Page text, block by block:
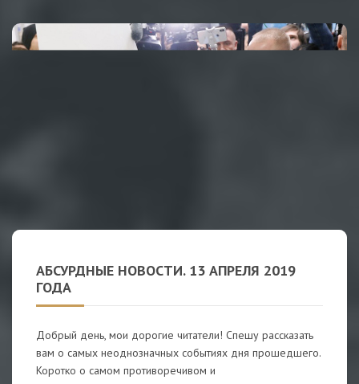
АБСУРДНЫЕ НОВОСТИ. 13 АПРЕЛЯ 2019
ГОДА
Добрый день, мои дорогие читатели! Спешу рассказать
вам о самых неоднозначных событиях дня прошедшего.
Коротко о самом противоречивом и